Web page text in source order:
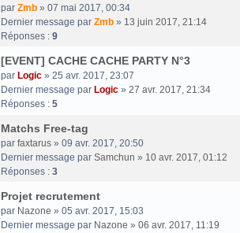
par Zmb » 07 mai 2017, 00:34
Dernier message par Zmb » 13 juin 2017, 21:14
Réponses : 9
[EVENT] CACHE CACHE PARTY N°3
par Logic » 25 avr. 2017, 23:07
Dernier message par Logic » 27 avr. 2017, 21:34
Réponses : 5
Matchs Free-tag
par faxtarus » 09 avr. 2017, 20:50
Dernier message par Samchun » 10 avr. 2017, 01:12
Réponses : 3
Projet recrutement
par Nazone » 05 avr. 2017, 15:03
Dernier message par Nazone » 06 avr. 2017, 11:19